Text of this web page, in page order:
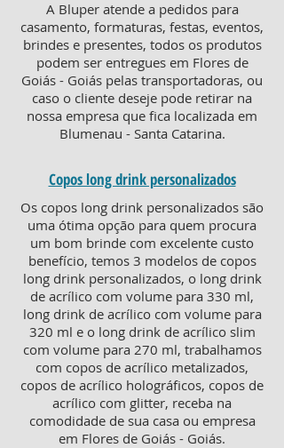
A Bluper atende a pedidos para
casamento, formaturas, festas, eventos,
brindes e presentes, todos os produtos
podem ser entregues em Flores de
Goiás - Goiás pelas transportadoras, ou
caso o cliente deseje pode retirar na
nossa empresa que fica localizada em
Blumenau - Santa Catarina.
Copos long drink personalizados
Os copos long drink personalizados são
uma ótima opção para quem procura
um bom brinde com excelente custo
benefício, temos 3 modelos de copos
long drink personalizados, o long drink
de acrílico com volume para 330 ml,
long drink de acrílico com volume para
320 ml e o long drink de acrílico slim
com volume para 270 ml, trabalhamos
com copos de acrílico metalizados,
copos de acrílico holográficos, copos de
acrílico com glitter, receba na
comodidade de sua casa ou empresa
em Flores de Goiás - Goiás.